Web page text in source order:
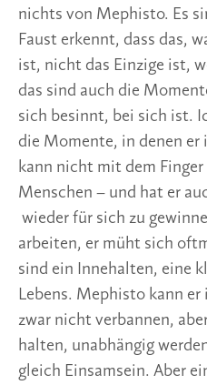
nichts von Mephisto. Es
Faust erkennt, dass das,
ist, nicht das Einzige ist,
das sind auch die
sich besinnt, bei sich ist.
die Momente, in denen
kann nicht mit dem
Menschen – und hat er
wieder für sich zu
arbeiten, er müht sich
sind ein Innehalten, eine
Lebens. Mephisto kann
zwar nicht verbannen,
halten, unabhängig
gleich Einsamsein. Aber